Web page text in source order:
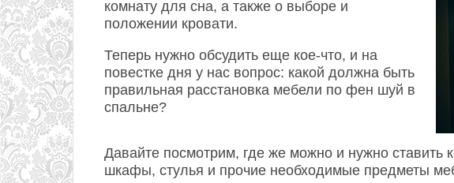
комнату для сна, а также о выборе и
положении кровати.
Теперь нужно обсудить еще кое-что, и на
повестке дня у нас вопрос: какой должна быть
правильная расстановка мебели по фен шуй в
спальне?
Давайте посмотрим, где же можно и нужно ставить
шкафы, стулья и прочие необходимые предметы